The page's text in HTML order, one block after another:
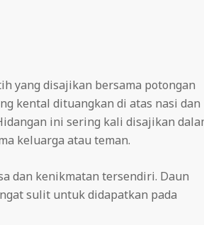
yang disajikan bersama potongan
kental dituangkan di atas nasi dan
ini sering kali disajikan
keluarga atau teman.
dan kenikmatan tersendiri. Daun
sulit untuk didapatkan pada